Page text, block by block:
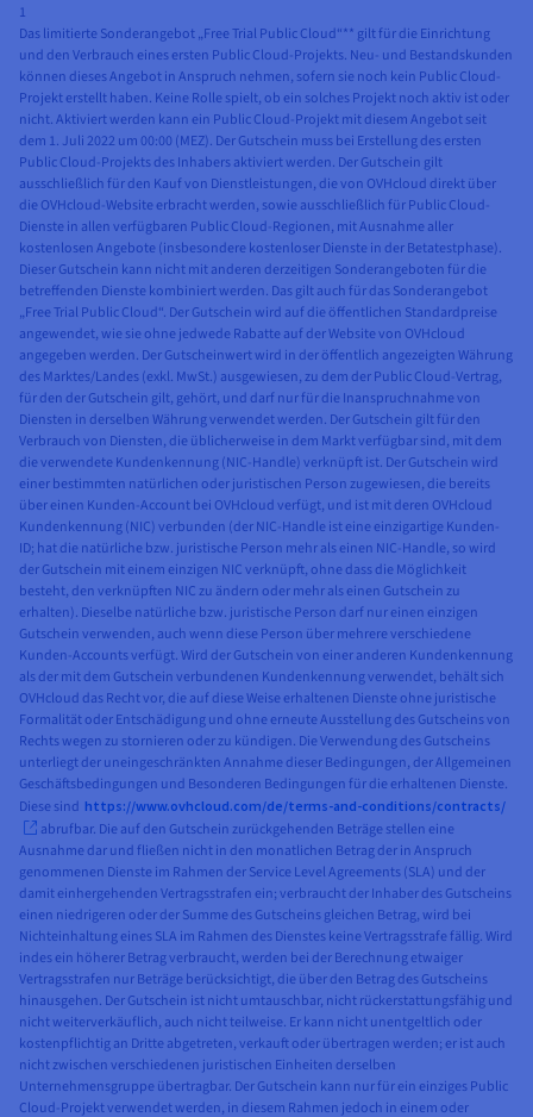
1
Das limitierte Sonderangebot „Free Trial Public Cloud“** gilt für die Einrichtung
und den Verbrauch eines ersten Public Cloud-Projekts. Neu- und Bestandskunden
können dieses Angebot in Anspruch nehmen, sofern sie noch kein Public Cloud-
Projekt erstellt haben. Keine Rolle spielt, ob ein solches Projekt noch aktiv ist oder
nicht. Aktiviert werden kann ein Public Cloud-Projekt mit diesem Angebot seit
dem 1. Juli 2022 um 00:00 (MEZ). Der Gutschein muss bei Erstellung des ersten
Public Cloud-Projekts des Inhabers aktiviert werden. Der Gutschein gilt
ausschließlich für den Kauf von Dienstleistungen, die von OVHcloud direkt über
die OVHcloud-Website erbracht werden, sowie ausschließlich für Public Cloud-
Dienste in allen verfügbaren Public Cloud-Regionen, mit Ausnahme aller
kostenlosen Angebote (insbesondere kostenloser Dienste in der Betatestphase).
Dieser Gutschein kann nicht mit anderen derzeitigen Sonderangeboten für die
betreffenden Dienste kombiniert werden. Das gilt auch für das Sonderangebot
„Free Trial Public Cloud“. Der Gutschein wird auf die öffentlichen Standardpreise
angewendet, wie sie ohne jedwede Rabatte auf der Website von OVHcloud
angegeben werden. Der Gutscheinwert wird in der öffentlich angezeigten Währung
des Marktes/Landes (exkl. MwSt.) ausgewiesen, zu dem der Public Cloud-Vertrag,
für den der Gutschein gilt, gehört, und darf nur für die Inanspruchnahme von
Diensten in derselben Währung verwendet werden. Der Gutschein gilt für den
Verbrauch von Diensten, die üblicherweise in dem Markt verfügbar sind, mit dem
die verwendete Kundenkennung (NIC-Handle) verknüpft ist. Der Gutschein wird
einer bestimmten natürlichen oder juristischen Person zugewiesen, die bereits
über einen Kunden-Account bei OVHcloud verfügt, und ist mit deren OVHcloud
Kundenkennung (NIC) verbunden (der NIC-Handle ist eine einzigartige Kunden-
ID; hat die natürliche bzw. juristische Person mehr als einen NIC-Handle, so wird
der Gutschein mit einem einzigen NIC verknüpft, ohne dass die Möglichkeit
besteht, den verknüpften NIC zu ändern oder mehr als einen Gutschein zu
erhalten). Dieselbe natürliche bzw. juristische Person darf nur einen einzigen
Gutschein verwenden, auch wenn diese Person über mehrere verschiedene
Kunden-Accounts verfügt. Wird der Gutschein von einer anderen Kundenkennung
als der mit dem Gutschein verbundenen Kundenkennung verwendet, behält sich
OVHcloud das Recht vor, die auf diese Weise erhaltenen Dienste ohne juristische
Formalität oder Entschädigung und ohne erneute Ausstellung des Gutscheins von
Rechts wegen zu stornieren oder zu kündigen. Die Verwendung des Gutscheins
unterliegt der uneingeschränkten Annahme dieser Bedingungen, der Allgemeinen
Geschäftsbedingungen und Besonderen Bedingungen für die erhaltenen Dienste.
Diese sind https://www.ovhcloud.com/de/terms-and-conditions/contracts/
abrufbar. Die auf den Gutschein zurückgehenden Beträge stellen eine
Ausnahme dar und fließen nicht in den monatlichen Betrag der in Anspruch
genommenen Dienste im Rahmen der Service Level Agreements (SLA) und der
damit einhergehenden Vertragsstrafen ein; verbraucht der Inhaber des Gutscheins
einen niedrigeren oder der Summe des Gutscheins gleichen Betrag, wird bei
Nichteinhaltung eines SLA im Rahmen des Dienstes keine Vertragsstrafe fällig. Wird
indes ein höherer Betrag verbraucht, werden bei der Berechnung etwaiger
Vertragsstrafen nur Beträge berücksichtigt, die über den Betrag des Gutscheins
hinausgehen. Der Gutschein ist nicht umtauschbar, nicht rückerstattungsfähig und
nicht weiterverkäuflich, auch nicht teilweise. Er kann nicht unentgeltlich oder
kostenpflichtig an Dritte abgetreten, verkauft oder übertragen werden; er ist auch
nicht zwischen verschiedenen juristischen Einheiten derselben
Unternehmensgruppe übertragbar. Der Gutschein kann nur für ein einziges Public
Cloud-Projekt verwendet werden, in diesem Rahmen jedoch in einem oder